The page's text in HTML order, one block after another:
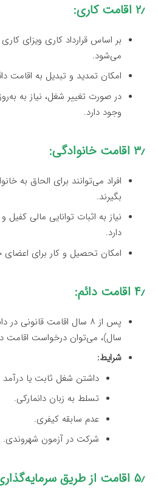
۲٫ اقامت کاری:
بر اساس قرارداد کاری ویزای
می‌شود.
امکان تمدید و تبدیل به اقامت
در صورت تغییر شغل، نیاز به
وجود دارد.
۳٫ اقامت خانوادگی:
افراد می‌توانند برای الحاق به
بگیرند.
نیاز به اثبات توانایی مالی کفیل
دارد.
امکان تحصیل و کار برای اعضای
۴٫ اقامت دائم:
سال)، می‌توان درخواست اقامت
شرایط:
داشتن شغل ثابت یا درآمد
تسلط به زبان دانمارکی.
عدم سابقه کیفری.
شرکت در آزمون شهروندی.
۵٫ اقامت از طریق سرمایه‌گذاری: